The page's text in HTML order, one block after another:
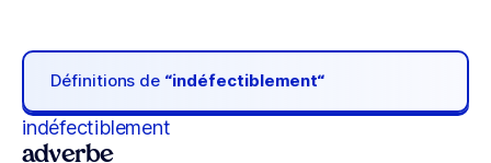
Définitions de “indéfectiblement“
indéfectiblement
adverbe